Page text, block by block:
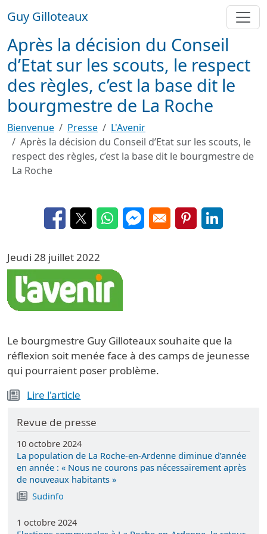
Guy Gilloteaux
Après la décision du Conseil
d’Etat sur les scouts, le respect
des règles, c’est la base dit le
bourgmestre de La Roche
Bienvenue Presse
L'Avenir
Après la décision du Conseil d’Etat sur les scouts, le
respect des règles, c’est la base dit le bourgmestre de
La Roche
Opens in a new window
Opens in a new window
Opens in a new window
Opens in a new window
Opens in a new
Opens in a
Jeudi 28 juillet 2022
Image
Le bourgmestre Guy Gilloteaux souhaite que la
réflexion soit menée face à des camps de jeunesse
qui pourraient poser problème.
Lire l'article
Revue de presse
10 octobre 2024
La population de La Roche-en-Ardenne diminue d’année
en année : « Nous ne courons pas nécessairement après
de nouveaux habitants »
Sudinfo
1 octobre 2024